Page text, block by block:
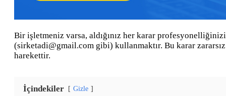
Bir işletmeniz varsa, aldığınız her karar
(sirketadi@gmail.com gibi) kullanmaktır. Bu karar
harekettir.
İçindekiler Gizle